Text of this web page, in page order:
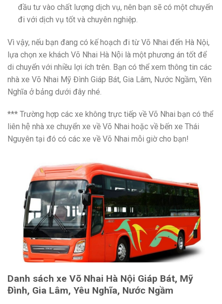
đầu tư vào chất lượng dịch vụ, nên bạn sẽ có một chuyến
đi với dịch vụ tốt và chuyên nghiệp.
Vì vậy, nếu bạn đang có kế hoạch đi từ Võ Nhai đến Hà Nội,
lựa chọn xe khách Võ Nhai Hà Nội là một phương án tốt để
di chuyển với nhiều lợi ích trên. Bạn có thể xem thông tin các
nhà xe Võ Nhai Mỹ Đình Giáp Bát, Gia Lâm, Nước Ngầm, Yên
Nghĩa ở bảng dưới đây nhé.
*** Trường hợp các xe không trực tiếp về Võ Nhai bạn có thể
liên hệ nhà xe chuyển xe về Võ Nhai hoặc về bến xe Thái
Nguyên tại đó có các xe về Võ Nhai mỗi giờ cho bạn!
Danh sách xe Võ Nhai Hà Nội Giáp Bát, Mỹ
Đình, Gia Lâm, Yêu Nghĩa, Nước Ngầm